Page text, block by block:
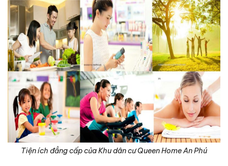
Tiện ích đẳng cấp của Khu dân cư Queen Home An Phú